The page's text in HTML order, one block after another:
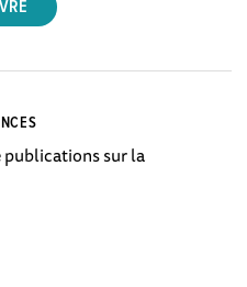
publications sur la